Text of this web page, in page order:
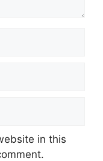
in this